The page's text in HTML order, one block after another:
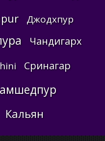
Джодхпур
Чандигарх
Сринагар
Кальян